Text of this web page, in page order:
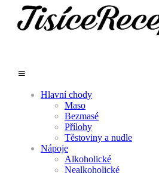
Hlavní chody
Maso
Bezmasé
Přílohy
Těstoviny a nudle
Nápoje
Alkoholické
Nealkoholické